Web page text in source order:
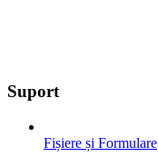
Suport
Fișiere și Formulare